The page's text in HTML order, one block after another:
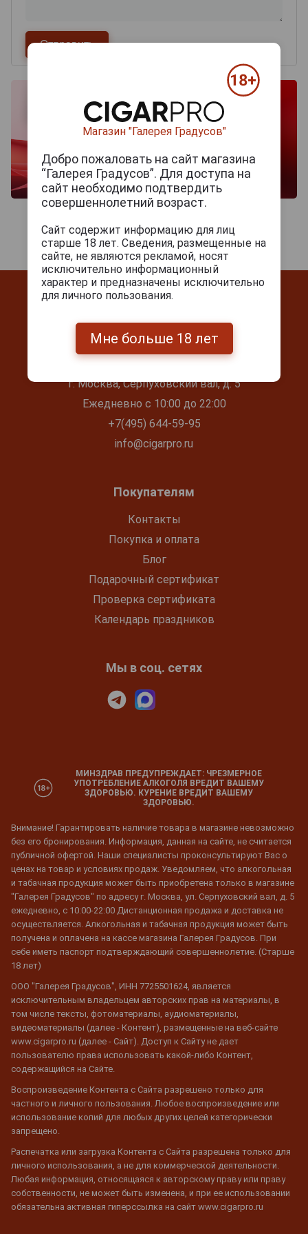
Контакты
г. Москва, Серпуховский вал, д. 5
Ежедневно с 10:00 до 22:00
+7(495) 644-59-95
info@cigarpro.ru
Покупателям
Контакты
Покупка и оплата
Блог
Подарочный сертификат
Проверка сертификата
Календарь праздников
Мы в соц. сетях
МИНЗДРАВ ПРЕДУПРЕЖДАЕТ: ЧРЕЗМЕРНОЕ
УПОТРЕБЛЕНИЕ АЛКОГОЛЯ ВРЕДИТ ВАШЕМУ
ЗДОРОВЬЮ. КУРЕНИЕ ВРЕДИТ ВАШЕМУ
ЗДОРОВЬЮ.
Внимание! Гарантировать наличие товара в магазине невозможно
без его бронирования. Информация, данная на сайте, не считается
публичной офертой. Наши специалисты проконсультируют Вас о
ценах на товар и условиях продаж. Уведомляем, что алкогольная
и табачная продукция может быть приобретена только в магазине
"Галерея Градусов" по адресу г. Москва, ул. Серпуховский вал, д. 5
ежедневно, с 10:00-22:00 Дистанционная продажа и доставка не
осуществляется. Алкогольная и табачная продукция может быть
получена и оплачена на кассе магазина Галерея Градусов. При
себе иметь паспорт подтверждающий совершеннолетие. (Старше
18 лет)
ООО "Галерея Градусов", ИНН 7725501624, является
исключительным владельцем авторских прав на материалы, в
том числе тексты, фотоматериалы, аудиоматериалы,
видеоматериалы (далее - Контент), размещенные на веб-сайте
www.cigarpro.ru (далее - Сайт). Доступ к Сайту не дает
пользователю права использовать какой-либо Контент,
содержащийся на Сайте.
Воспроизведение Контента с Сайта разрешено только для
частного и личного пользования. Любое воспроизведение или
использование копий для любых других целей категорически
запрещено.
Распечатка или загрузка Контента с Сайта разрешена только для
личного использования, а не для коммерческой деятельности.
Любая информация, относящаяся к авторскому праву или праву
собственности, не может быть изменена, и при ее использовании
обязательна активная гиперссылка на сайт www.cigarpro.ru
Магазин "Галерея Градусов"
Добро пожаловать на сайт магазина
“Галерея Градусов”. Для доступа на
сайт необходимо подтвердить
совершеннолетний возраст.
Сайт содержит информацию для лиц
старше 18 лет. Сведения, размещенные на
сайте, не являются рекламой, носят
исключительно информационный
характер и предназначены исключительно
для личного пользования.
Мне больше 18 лет